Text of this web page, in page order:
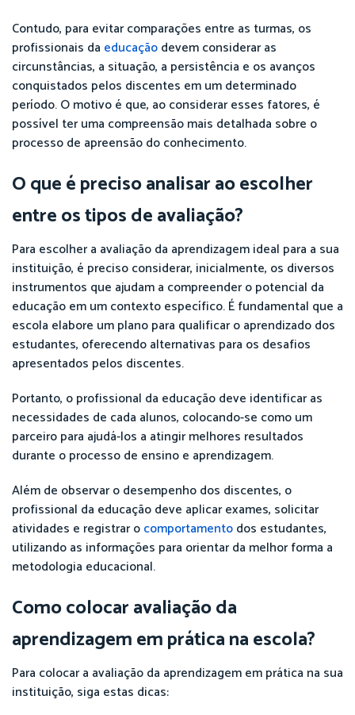
Contudo, para evitar comparações entre as turmas, os
profissionais da educaçãodevem considerar as
circunstâncias, a situação, a persistência e os avanços
conquistados pelos discentes em um determinado
período. O motivo é que, ao considerar esses fatores, é
possível ter uma compreensão mais detalhada sobre o
processo de apreensão do conhecimento.
O que é preciso analisar ao escolher
entre os tipos de avaliação?
Para escolher a avaliação da aprendizagem ideal para a sua
instituição, é preciso considerar, inicialmente, os diversos
instrumentos que ajudam a compreender o potencial da
educação em um contexto específico. É fundamental que a
escola elabore um plano para qualificar o aprendizado dos
estudantes, oferecendo alternativas para os desafios
apresentados pelos discentes.
Portanto, o profissional da educação deve identificar as
necessidades de cada alunos, colocando-se como um
parceiro para ajudá-los a atingir melhores resultados
durante o processo de ensino e aprendizagem.
Além de observar o desempenho dos discentes, o
profissional da educação deve aplicar exames, solicitar
atividades e registrar ocomportamentodos estudantes,
utilizando as informações para orientar da melhor forma a
metodologia educacional.
Como colocar avaliação da
aprendizagem em prática na escola?
Para colocar a avaliação da aprendizagem em prática na sua
instituição, siga estas dicas: